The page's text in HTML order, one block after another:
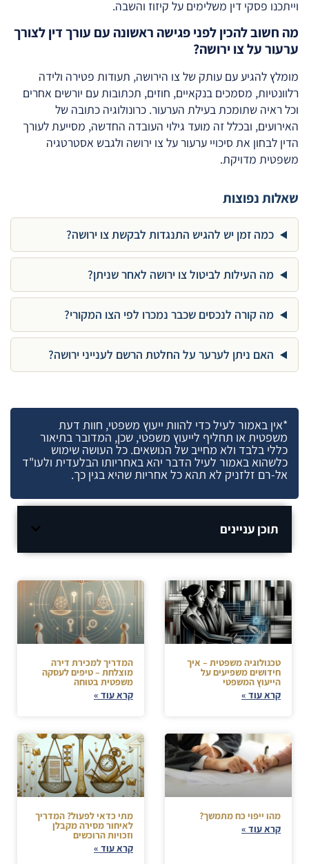
וייתכנו פסקי דין משלימים על קיזוז והשבה.
מה חשוב להכין לפני פגישה ראשונה עם עורך דין לצורך
ערעור על צו ירושה?
מומלץ להגיע עם עותק של צו הירושה, תעודות פטירה ולידה
רלוונטיות, מסמכים בנקאיים, חוזים, תכתובות עם יורשים אחרים
וכל ראיה שתומכת בעילת הערעור. כרונולוגיה כתובה של
האירועים, ובכלל זה מועד גילוי העובדה החדשה, מסייעת לעורך
הדין לבחון את סיכויי ערעור על צו ירושה ולגבש אסטרטגיה
משפטית מדויקת.
שאלות נפוצות
כמה זמן יש להגיש התנגדות לבקשת צו ירושה?
מה העילות לביטול צו ירושה לאחר שניתן?
מה קורה לנכסים שכבר נמכרו לפי הצו המקורי?
האם ניתן לערער על החלטת הרשם לענייני ירושה?
*אין באמור לעיל כדי להוות ייעוץ משפטי, חוות דעת
משפטית או תחליף לייעוץ משפטי, שכן, המדובר בתיאור
כללי בלבד ולא מחייב של הנושאים. כל העושה שימוש
כלשהוא באמור לעיל הדבר יהא באחריותו הבלעדית ולעו"ד
אל-רם זלזניק לא תהא כל אחריות שהיא בגין כך.
תוכן עניינים
טכנולוגיה משפטית – איך
חידושים משפיעים על
הייעוץ המשפטי
קרא עוד »
המדריך למכירת דירה
מוצלחת – טיפים לעסקה
משפטית בטוחה
קרא עוד »
מהו ייפוי כח מתמשך?
קרא עוד »
מתי כדאי לפעול? המדריך
לאיחור מסירה מקבלן
וזכויות הרוכשים
קרא עוד »